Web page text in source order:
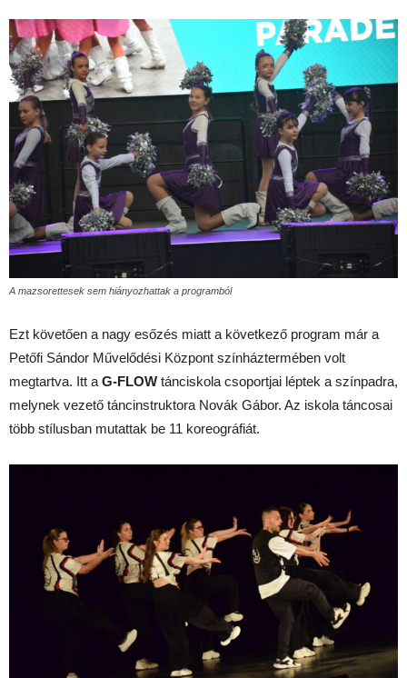
A mazsorettesek sem hiányozhattak a programból
Ezt követően a nagy esőzés miatt a következő program már a
Petőfi Sándor Művelődési Központ színháztermében volt
megtartva. Itt a G-FLOW tánciskola csoportjai léptek a színpadra,
melynek vezető táncinstruktora Novák Gábor. Az iskola táncosai
több stílusban mutattak be 11 koreográfiát.